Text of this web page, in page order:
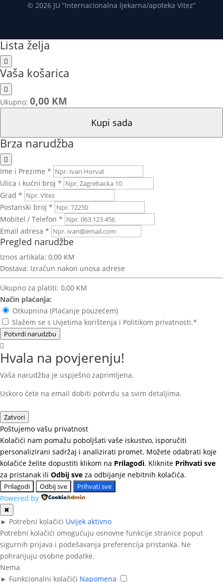
© 2026 JU “Internacionalna ljekarna/apoteka Vitez”
Lista želja
Vaša košarica
Ukupno: 0,00 KM
Kupi sada
Brza narudžba
Ime i Prezime *
Ulica i kućni broj *
Grad *
Postanski broj *
Mobitel / Telefon *
Email adresa *
Pregled narudžbe
Iznos artikala: 0,00 KM
Dostava: Izračun nakon unosa adrese
Ukupno za platiti: 0,00 KM
Način plaćanja:
Otkupnina (Plaćanje pouzećem)
Slažem se s Uvjetima korištenja i Politikom privatnosti.*
Potvrdi narudzbu
Hvala na povjerenju!
Vaša narudžba je uspješno zaprimljena.
Uskoro ćete na email dobiti potvrdu sa svim detaljima.
Zatvori
Poštujemo vašu privatnost
Kolačići nam pomažu poboljšati vaše iskustvo, isporučiti
personalizirani sadržaj i analizirati promet. Možete odabrati koje
kolačiće želite dopustiti klikom na Prilagodi. Kliknite Prihvati sve
za pristanak ili Odbij sve za odbijanje nebitnih kolačića.
Prilagodi Odbij sve Prihvati sve
Powered by
✖
► Potrebni kolačići Uvijek aktivno
Potrebni kolačići omogućuju osnovne funkcije stranice poput
sigurnih prijava i podešavanja preferencija pristanka. Ne
pohranjuju osobne podatke.
Nema
► Funkcionalni kolačići Napomena